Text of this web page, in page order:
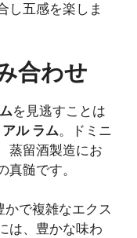
し五感を楽しま
合わせ
を見逃すことは
ル ラム。ドミニ
蒸留酒製造にお
髄です。
で複雑なエクス
は、豊かな味わ